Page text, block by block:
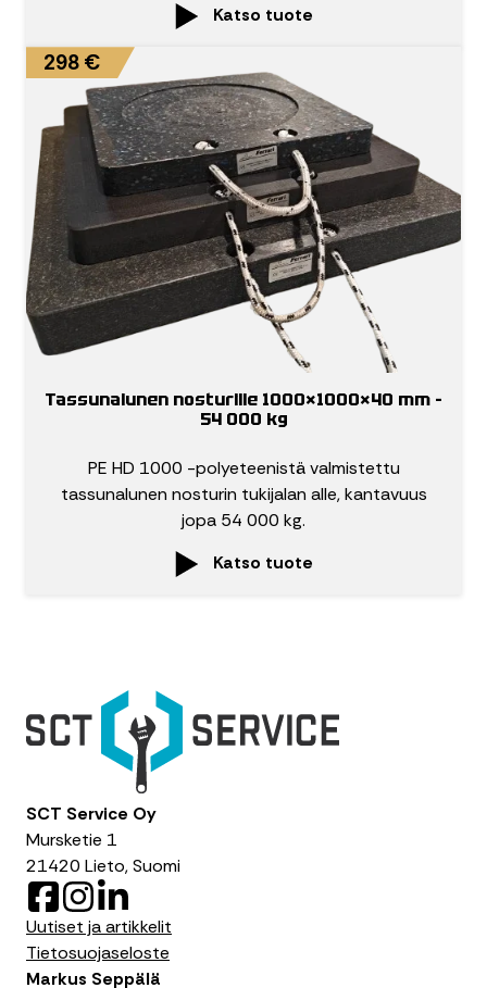
Katso tuote
298 €
Tassunalunen nosturille 1000×1000×40 mm –
54 000 kg
PE HD 1000 -polyeteenistä valmistettu
tassunalunen nosturin tukijalan alle, kantavuus
jopa 54 000 kg.
Katso tuote
SCT Service Oy
Mursketie 1
21420 Lieto, Suomi
F
a
e
n
s
t
i
n
k
Uutiset ja artikkelit
Tietosuojaseloste
Markus Seppälä